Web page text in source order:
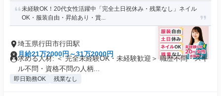
未経験OK！20代女性活躍中「完全土日祝休み・残業なし」ネイル
OK・服装自由・昇給あり・賞...
埼玉県行田市行田駅
月給21万2000円～31万2000円
求める人材: ＜ 完全未経験OK・未経験歓迎＞ 職歴不問・スキ
ル不問・資格不問の人柄...
即日勤務OK 残業なし